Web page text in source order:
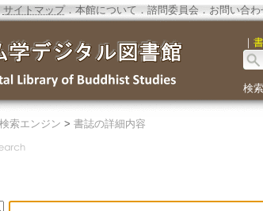
サイトマップ．本館について ． 諮問委員会． お問い合わ
｜
検
検索エンジン > 書誌の詳細内容